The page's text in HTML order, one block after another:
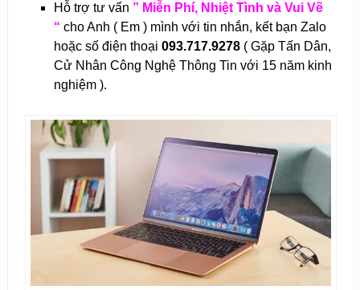
Hỗ trợ tư vấn ” Miễn Phí, Nhiệt Tình và Vui Vẽ
“ cho Anh ( Em ) mình với tin nhắn, kết bạn Zalo
hoặc số điện thoại 093.717.9278( Gặp Tấn Dân,
Cử Nhân Công Nghệ Thông Tin với 15 năm kinh
nghiệm ).